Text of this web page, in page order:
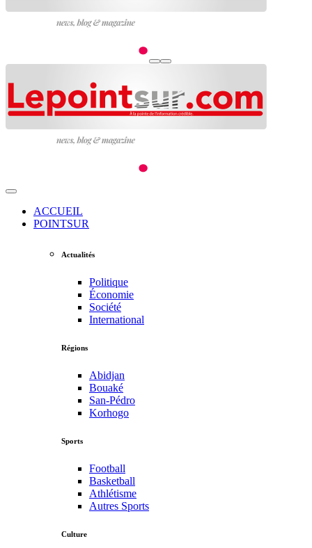
ACCUEIL
POINTSUR
Actualités
Politique
Économie
Société
International
Régions
Abidjan
Bouaké
San-Pédro
Korhogo
Sports
Football
Basketball
Athlétisme
Autres Sports
Culture